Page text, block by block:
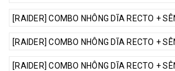
[RAIDER] COMBO NHÔNG DĨA RECTO +
[RAIDER] COMBO NHÔNG DĨA RECTO +
[RAIDER] COMBO NHÔNG DĨA RECTO +